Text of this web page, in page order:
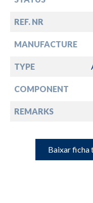
REF. NR
MANUFACTURE
TYPE
COMPONENT
REMARKS
Baixar ficha